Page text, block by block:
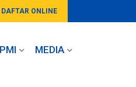
DAFTAR ONLINE
MEDIA